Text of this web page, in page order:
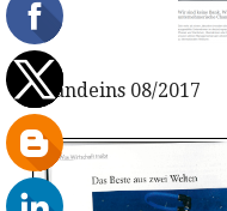
brandeins 08/2017